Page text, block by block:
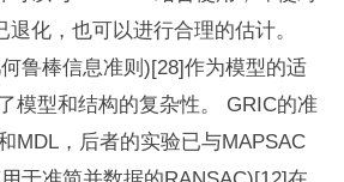
化，也可以进行合理的估计。
鲁棒信息准则)[28]作为模型的适
模型和结构的复杂性。 GRIC的准
MDL，后者的实验已与MAPSAC